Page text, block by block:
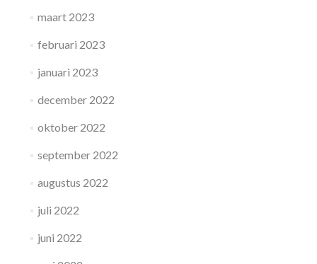
maart 2023
februari 2023
januari 2023
december 2022
oktober 2022
september 2022
augustus 2022
juli 2022
juni 2022